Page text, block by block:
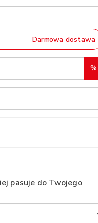
Darmowa dostawa
%
pasuje do Twojego